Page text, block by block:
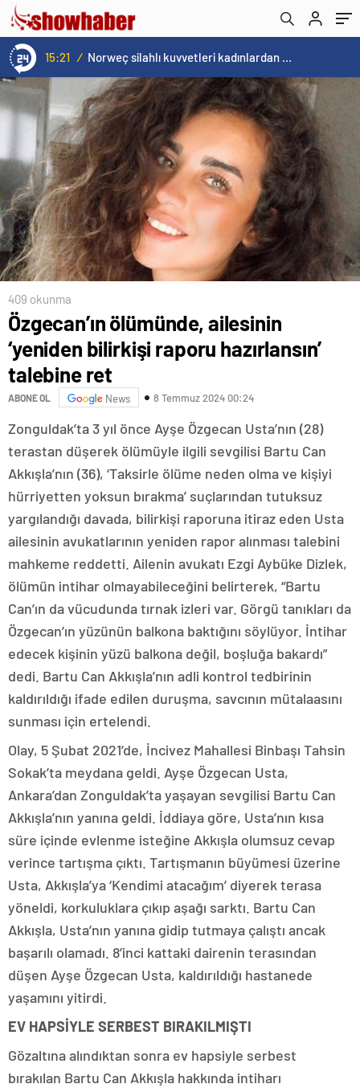
15:21 / Norweç silahlı kuvvetleri kadınlardan oluşan özel kuvvetler eğitimlerini başlattı.
409 okunma
Özgecan’ın ölümünde, ailesinin
‘yeniden bilirkişi raporu hazırlansın’
talebine ret
ABONE OL News 8 Temmuz 2024 00:24
Zonguldak’ta 3 yıl önce Ayşe Özgecan Usta’nın (28)
terastan düşerek ölümüyle ilgili sevgilisi Bartu Can
Akkışla’nın (36), ‘Taksirle ölüme neden olma ve kişiyi
hürriyetten yoksun bırakma’ suçlarından tutuksuz
yargılandığı davada, bilirkişi raporuna itiraz eden Usta
ailesinin avukatlarının yeniden rapor alınması talebini
mahkeme reddetti. Ailenin avukatı Ezgi Aybüke Dizlek,
ölümün intihar olmayabileceğini belirterek, “Bartu
Can’ın da vücudunda tırnak izleri var. Görgü tanıkları da
Özgecan’ın yüzünün balkona baktığını söylüyor. İntihar
edecek kişinin yüzü balkona değil, boşluğa bakardı”
dedi. Bartu Can Akkışla’nın adli kontrol tedbirinin
kaldırıldığı ifade edilen duruşma, savcının mütalaasını
sunması için ertelendi.
Olay, 5 Şubat 2021’de, İncivez Mahallesi Binbaşı Tahsin
Sokak’ta meydana geldi. Ayşe Özgecan Usta,
Ankara’dan Zonguldak’ta yaşayan sevgilisi Bartu Can
Akkışla’nın yanına geldi. İddiaya göre, Usta’nın kısa
süre içinde evlenme isteğine Akkışla olumsuz cevap
verince tartışma çıktı. Tartışmanın büyümesi üzerine
Usta, Akkışla’ya ‘Kendimi atacağım’ diyerek terasa
yöneldi, korkuluklara çıkıp aşağı sarktı. Bartu Can
Akkışla, Usta’nın yanına gidip tutmaya çalıştı ancak
başarılı olamadı. 8’inci kattaki dairenin terasından
düşen Ayşe Özgecan Usta, kaldırıldığı hastanede
yaşamını yitirdi.
EV HAPSİYLE SERBEST BIRAKILMIŞTI
Gözaltına alındıktan sonra ev hapsiyle serbest
bırakılan Bartu Can Akkışla hakkında intiharı